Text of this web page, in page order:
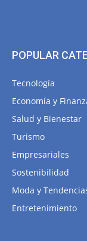
POPULAR
Tecnología
Economía y
Salud y Bienestar
Turismo
Empresariales
Sostenibilidad
Moda y
Entretenimiento